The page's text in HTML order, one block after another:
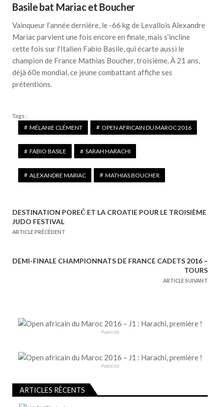
Basile bat Mariac et Boucher
Vainqueur l’année dernière, le -66 kg de Levallois Alexandre
Mariac parvient une fois encore en finale, mais s’incline
cette fois sur l’Italien Fabio Basile, qui écarte aussi le
champion de France Mathias Boucher, troisième. À 21 ans,
déjà 60e mondial, ce jeune combattant affiche ses
prétentions.
Tags :
MÉLANIE CLÉMENT
OPEN AFRICAIN DU MAROC 2016
FABIO BASILE SARAH HARACHI
ALEXANDRE MARIAC MATHIAS BOUCHER
N
a
i
o
d
’
a
DESTINATION POREČ ET LA CROATIE POUR LE TROISIÈME
JUDO FESTIVAL
ARTICLE PRÉCÉDENT
DEMI-FINALE CHAMPIONNATS DE FRANCE CADETS 2016 –
TOURS
ARTICLE SUIVANT
Publicité
Publicité
ARTICLES RÉCENTS